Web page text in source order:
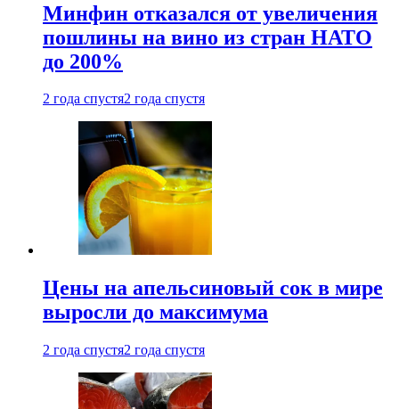
Минфин отказался от увеличения
пошлины на вино из стран НАТО
до 200%
2 года спустя2 года спустя
Цены на апельсиновый сок в мире
выросли до максимума
2 года спустя2 года спустя